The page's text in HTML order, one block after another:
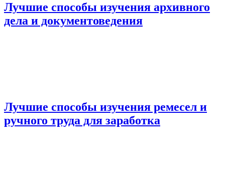
Лучшие способы изучения архивного
дела и документоведения
Лучшие способы изучения ремесел и
ручного труда для заработка